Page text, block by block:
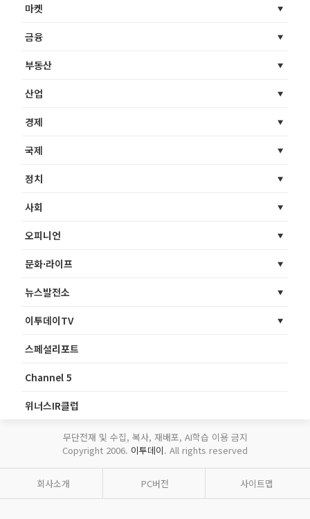
마켓
금융
부동산
산업
경제
국제
정치
사회
오피니언
문화·라이프
뉴스발전소
이투데이TV
스페셜리포트
Channel 5
위너스IR클럽
무단전재 및 수집, 복사, 재배포, AI학습 이용 금지
Copyright 2006. 이투데이. All rights reserved
회사소개 PC버전 사이트맵